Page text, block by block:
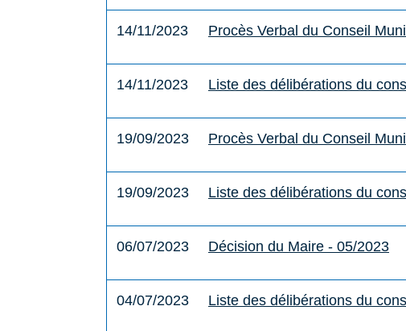
14/11/2023 Procès Verbal du Conseil
14/11/2023 Liste des délibérations du
19/09/2023 Procès Verbal du Conseil
19/09/2023 Liste des délibérations du
06/07/2023 Décision du Maire - 05/2023
04/07/2023 Liste des délibérations du